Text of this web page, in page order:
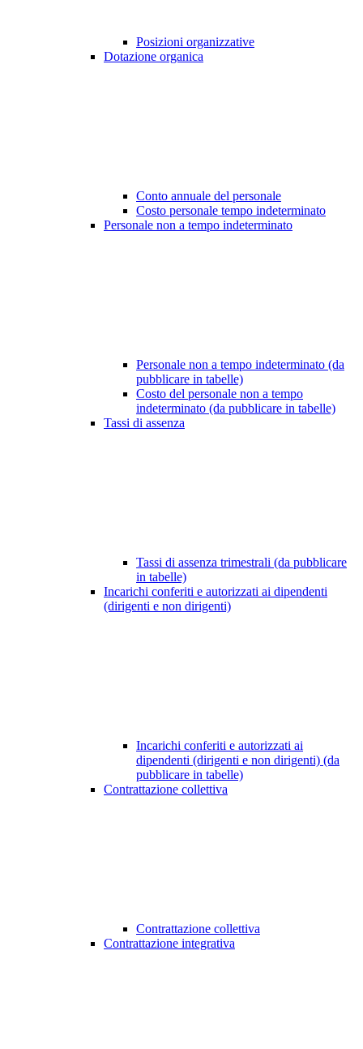
Posizioni organizzative
Dotazione organica
Conto annuale del personale
Costo personale tempo indeterminato
Personale non a tempo indeterminato
Personale non a tempo indeterminato (da
pubblicare in tabelle)
Costo del personale non a tempo
indeterminato (da pubblicare in tabelle)
Tassi di assenza
Tassi di assenza trimestrali (da pubblicare
in tabelle)
Incarichi conferiti e autorizzati ai dipendenti
(dirigenti e non dirigenti)
Incarichi conferiti e autorizzati ai
dipendenti (dirigenti e non dirigenti) (da
pubblicare in tabelle)
Contrattazione collettiva
Contrattazione collettiva
Contrattazione integrativa